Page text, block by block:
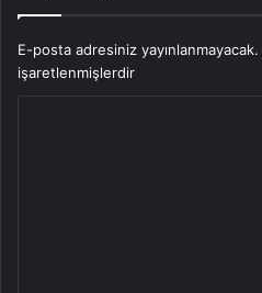
E-posta adresiniz yayınlanmayacak.
işaretlenmişlerdir